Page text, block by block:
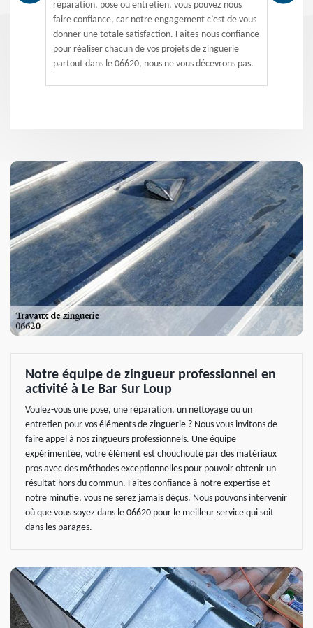
réparation, pose ou entretien, vous pouvez nous
faire confiance, car notre engagement c’est de vous
donner une totale satisfaction. Faites-nous confiance
pour réaliser chacun de vos projets de zinguerie
partout dans le 06620, nous ne vous décevrons pas.
Notre équipe de zingueur professionnel en
activité à Le Bar Sur Loup
Voulez-vous une pose, une réparation, un nettoyage ou un
entretien pour vos éléments de zinguerie ? Nous vous invitons de
faire appel à nos zingueurs professionnels. Une équipe
expérimentée, votre élément est chouchouté par des matériaux
pros avec des méthodes exceptionnelles pour pouvoir obtenir un
résultat hors du commun. Faites confiance à notre expertise et
notre minutie, vous ne serez jamais déçus. Nous pouvons intervenir
où que vous soyez dans le 06620 pour le meilleur service qui soit
dans les parages.